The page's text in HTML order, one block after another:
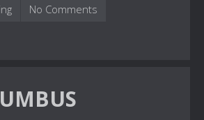
No Comments